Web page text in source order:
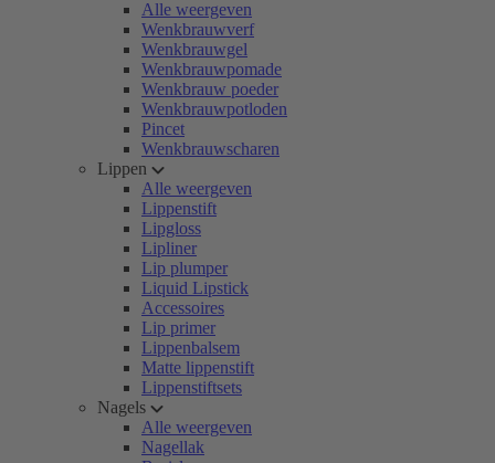
Alle weergeven
Wenkbrauwverf
Wenkbrauwgel
Wenkbrauwpomade
Wenkbrauw poeder
Wenkbrauwpotloden
Pincet
Wenkbrauwscharen
Lippen
Alle weergeven
Lippenstift
Lipgloss
Lipliner
Lip plumper
Liquid Lipstick
Accessoires
Lip primer
Lippenbalsem
Matte lippenstift
Lippenstiftsets
Nagels
Alle weergeven
Nagellak